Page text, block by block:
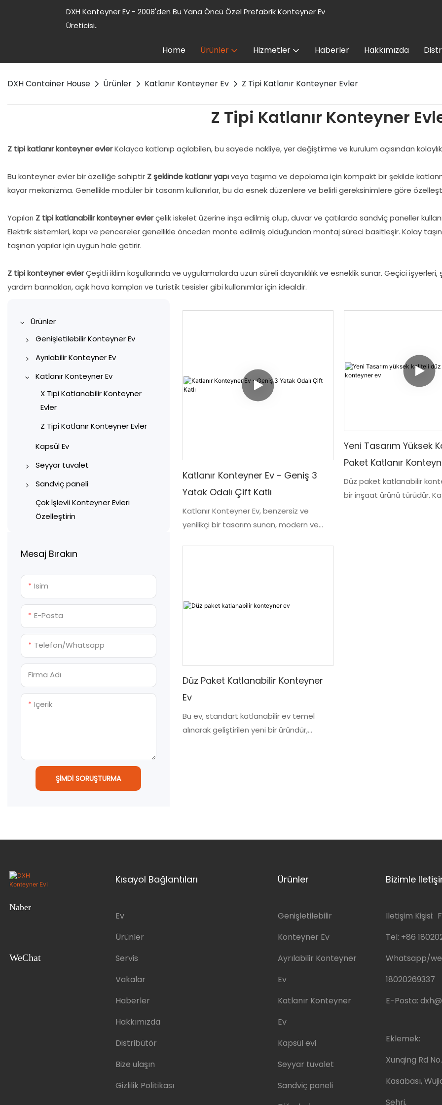
DXH Konteyner Ev - 2008'den Bu Yana Öncü Özel Prefabrik Konteyner Ev
Üreticisi..
Home Ürünler Hizmetler Haberler Hakkımızda
DXH Container House Ürünler Katlanır Konteyner Ev Z Tipi Katlanır Konteyner Evler
Z Tipi Katlanır Konteyner
Z tipi katlanır konteyner evlerKolayca katlanıp açılabilen, bu sayede nakliye, yer değiştirme ve kurulum açısından
Bu konteyner evler bir özelliğe sahiptir Z şeklinde katlanır yapıveya taşıma ve depolama için kompakt bir şekilde
kayar mekanizma. Genellikle modüler bir tasarım kullanırlar, bu da esnek düzenlere ve belirli gereksinimlere göre
Yapıları Z tipi katlanabilir konteyner evlerçelik iskelet üzerine inşa edilmiş olup, duvar ve çatılarda sandviç paneller
Elektrik sistemleri, kapı ve pencereler genellikle önceden monte edilmiş olduğundan montaj süreci basitleşir. Kolay
taşınan yapılar için uygun hale getirir.
Z tipi konteyner evlerÇeşitli iklim koşullarında ve uygulamalarda uzun süreli dayanıklılık ve esneklik sunar. Geçici
yardım barınakları, açık hava kampları ve turistik tesisler gibi kullanımlar için idealdir.
Ürünler
Genişletilebilir Konteyner Ev
10ft genişletilebilir konteyner
20ft Genişletilebilir
Konteyner Ev
30ft genişletilebilir konteyner
40ft Genişletilebilir
Konteyner Ev
Ayrılabilir Konteyner Ev
Şantiye konteyneri
Konteyner ofisi
Konut Konteyner Evleri
Konteyner garajı
Konteyner deposu
Konteyner Mağazası
Konteyner okulu
Konteyner hastanesi
Katlanır Konteyner Ev
X Tipi Katlanabilir Konteyner
Evler
Z Tipi Katlanır Konteyner Evler
Kapsül Ev
Seyyar tuvalet
Renk kaplamalı çelik portatif
Konteyner Tuvaletler ve
Sandviç paneli
Makine yapımı Sandviç
Paneller
Çok İşlevli Konteyner Evleri
Özelleştirin
Mesaj Bırakın
Isim
E-Posta
Telefon/whatsapp
Firma Adı
Içerik
ŞIMDI SORUŞTURMA
Katlanır Konteyner Ev - Geniş 3
Yatak Odalı Çift Katlı
Katlanır Konteyner Ev, benzersiz ve
yenilikçi bir tasarım sunan, modern ve
Yeni Tasarım Yüksek
Paket Katlanır
Düz paket katlanabilir
bir inşaat ürünü türüdür.
Düz Paket Katlanabilir Konteyner
Ev
Bu ev, standart katlanabilir ev temel
alınarak geliştirilen yeni bir üründür,
Naber
WeChat
Kısayol Bağlantıları
Ev
Ürünler
Servis
Vakalar
Haberler
Hakkımızda
Distribütör
Bize ulaşın
Gizlilik Politikası
Ürünler
Genişletilebilir
Konteyner Ev
Ayrılabilir Konteyner
Ev
Katlanır Konteyner
Ev
Kapsül evi
Seyyar tuvalet
Sandviç paneli
Bizimle
İletişim Kişisi:
Tel: +86
Whatsapp/
18020269337
E-Posta:
Eklemek:
Xunqing Rd
Kasabası,
Şehri,